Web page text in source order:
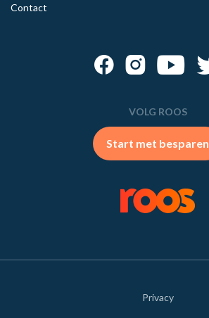
Contact
VOLG ROOS
Start met besparen
Privacy